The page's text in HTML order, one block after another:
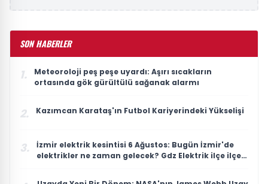
SON HABERLER
1.
Meteoroloji peş peşe uyardı: Aşırı sıcakların
ortasında gök gürültülü sağanak alarmı
2. Kazımcan Karataş'ın Futbol Kariyerindeki Yükselişi
3.
İzmir elektrik kesintisi 6 Ağustos: Bugün İzmir'de
elektrikler ne zaman gelecek? Gdz Elektrik ilçe ilçe